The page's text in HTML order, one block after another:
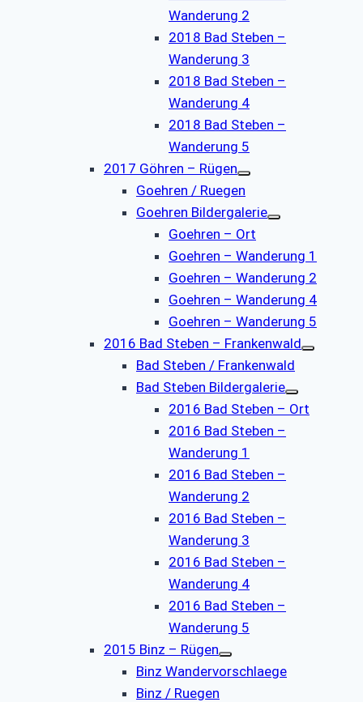
Wanderung 2
2018 Bad Steben –
Wanderung 3
2018 Bad Steben –
Wanderung 4
2018 Bad Steben –
Wanderung 5
2017 Göhren – Rügen
Goehren / Ruegen
Goehren Bildergalerie
Goehren – Ort
Goehren – Wanderung 1
Goehren – Wanderung 2
Goehren – Wanderung 4
Goehren – Wanderung 5
2016 Bad Steben – Frankenwald
Bad Steben / Frankenwald
Bad Steben Bildergalerie
2016 Bad Steben – Ort
2016 Bad Steben –
Wanderung 1
2016 Bad Steben –
Wanderung 2
2016 Bad Steben –
Wanderung 3
2016 Bad Steben –
Wanderung 4
2016 Bad Steben –
Wanderung 5
2015 Binz – Rügen
Binz Wandervorschlaege
Binz / Ruegen